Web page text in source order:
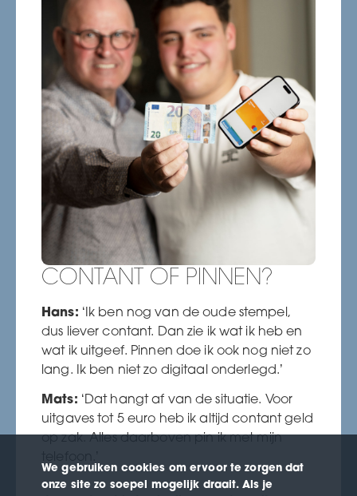
CONTANT OF PINNEN?
Hans: ‘Ik ben nog van de oude stempel,
dus liever contant. Dan zie ik wat ik heb en
wat ik uitgeef. Pinnen doe ik ook nog niet zo
lang. Ik ben niet zo digitaal onderlegd.’
Mats: ‘Dat hangt af van de situatie. Voor
uitgaves tot 5 euro heb ik altijd contant geld
op zak. Alles daarboven pin ik met mijn
We gebruiken cookies om ervoor te zorgen dat
onze site zo soepel mogelijk draait. Als je